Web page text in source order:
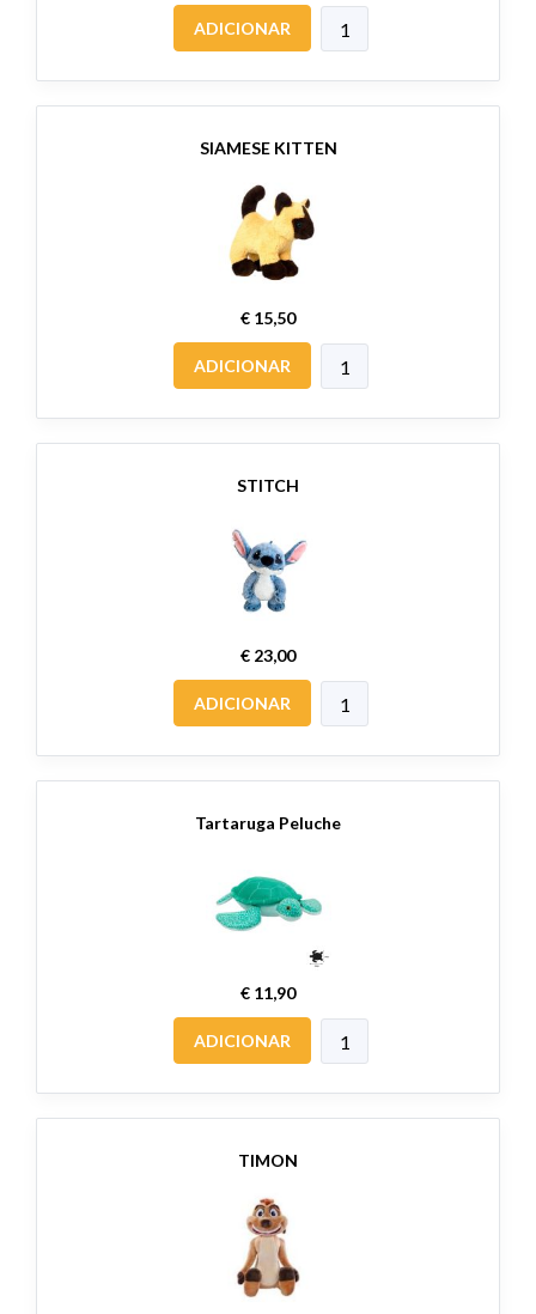
ADICIONAR
SIAMESE KITTEN
€ 15,50
ADICIONAR
STITCH
€ 23,00
ADICIONAR
Tartaruga Peluche
€ 11,90
ADICIONAR
TIMON